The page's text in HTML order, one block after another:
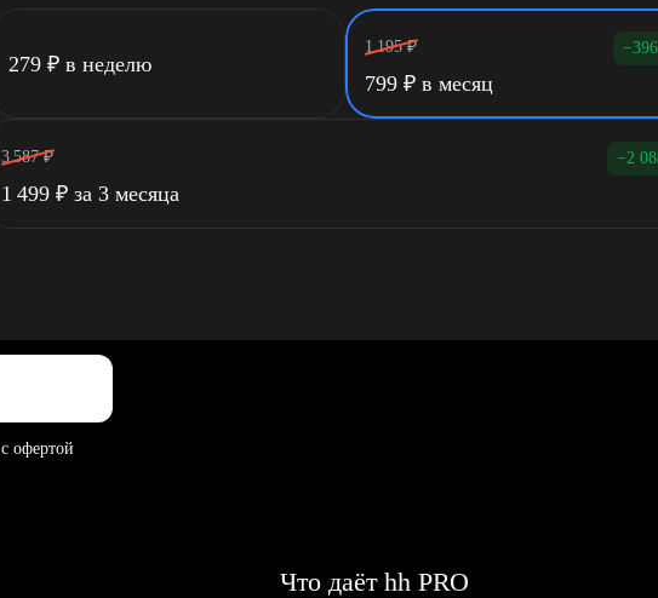
279 ₽ в неделю
1 195 ₽ −396
799 ₽ в месяц
3 587 ₽ −2
1 499 ₽ за 3 месяца
с офертой
Что даёт hh PRO